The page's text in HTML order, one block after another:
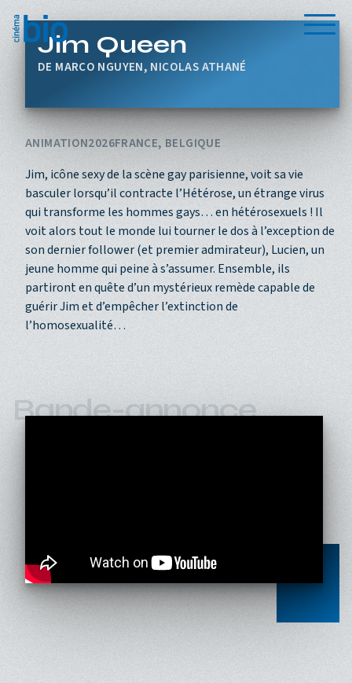
Jim Queen
MARCO NGUYEN, NICOLAS ATHANÉ
ANIMATION2026FRANCE, BELGIQUE
Jim, icône sexy de la scène gay parisienne, voit sa vie
basculer lorsqu’il contracte l’Hétérose, un étrange virus
qui transforme les hommes gays… en hétérosexuels ! Il
voit alors tout le monde lui tourner le dos à l’exception de
son dernier follower (et premier admirateur), Lucien, un
jeune homme qui peine à s’assumer. Ensemble, ils
partiront en quête d’un mystérieux remède capable de
guérir Jim et d’empêcher l’extinction de
l’homosexualité…
Bande-annonce